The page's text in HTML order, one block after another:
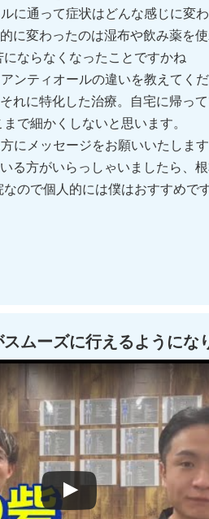
に通って症状はどんな感じに変
に変わったのは湿布や飲み薬を
ならなくなったことですかね
ンティオールの違いを教えてく
れに特化した治療。自宅に帰っ
で細かくしないと思います。
にメッセージをお願いいたします
る方がいらっしゃいましたら、
ので個人的には僕はおすすめで
ムーズに行えるようにな